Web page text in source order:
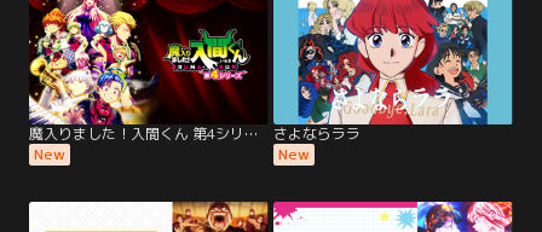
魔入りました！入間くん 第4シリーズ
New
さよならララ
New